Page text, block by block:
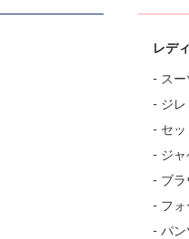
レデ
- スー
- ジレ
- セッ
- ジャ
- ブラ
- フォ
- パン